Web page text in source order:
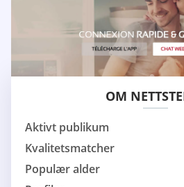
OM
Aktivt publikum
Kvalitetsmatcher
Populær alder